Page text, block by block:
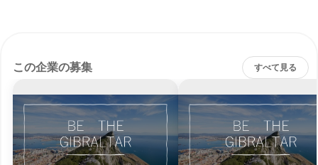
この企業の募集 すべて見る